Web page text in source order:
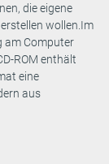
die eigene
wollen.Im
am Computer
ROM enthält
eine
aus